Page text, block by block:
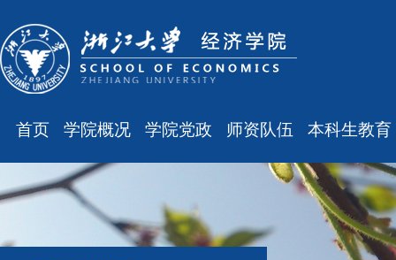
首页 学院概况
学院简介
现任领导
组织结构
学院党政
会议通知
会议纪要
师资队伍
最新消息
职称晋升
本科生教育
最新消息
规章制度
课表、校历